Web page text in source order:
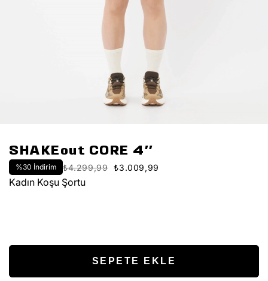
SHAKEout CORE 4''
%30 İndirim ₺4.299,99 ₺3.009,99
Kadın Koşu Şortu